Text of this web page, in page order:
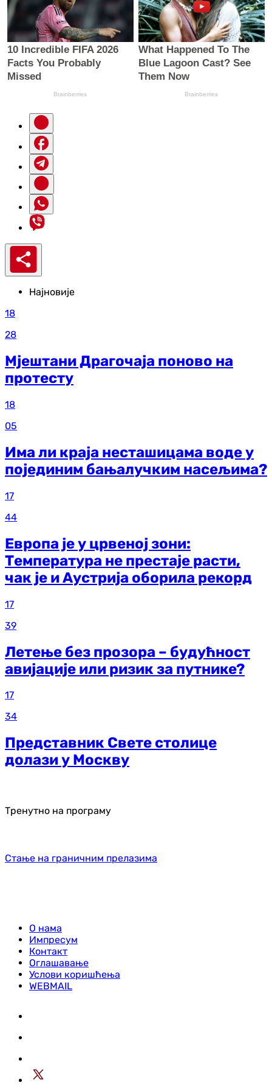
Најновије
18
28
Мјештани Драгочаја поново на
протесту
18
05
Има ли краја несташицама воде у
појединим бањалучким насељима?
17
44
Европа је у црвеној зони:
Температура не престаје расти,
чак је и Аустрија оборила рекорд
17
39
Летење без прозора – будућност
авијације или ризик за путнике?
17
34
Представник Свете столице
долази у Москву
Тренутно на програму
Стање на граничним прелазима
О нама
Импресум
Контакт
Оглашавање
Услови коришћења
WEBMAIL